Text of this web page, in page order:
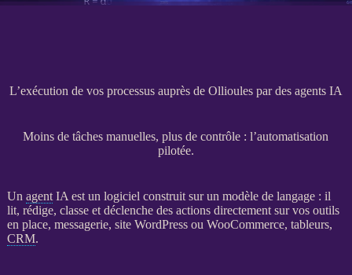
L’exécution de vos processus auprès de Ollioules par des agents IA
Moins de tâches manuelles, plus de contrôle : l’automatisation
pilotée.
Un agent IA est un logiciel construit sur un modèle de langage : il
lit, rédige, classe et déclenche des actions directement sur vos outils
en place, messagerie, site WordPressou WooCommerce, tableurs,
CRM.